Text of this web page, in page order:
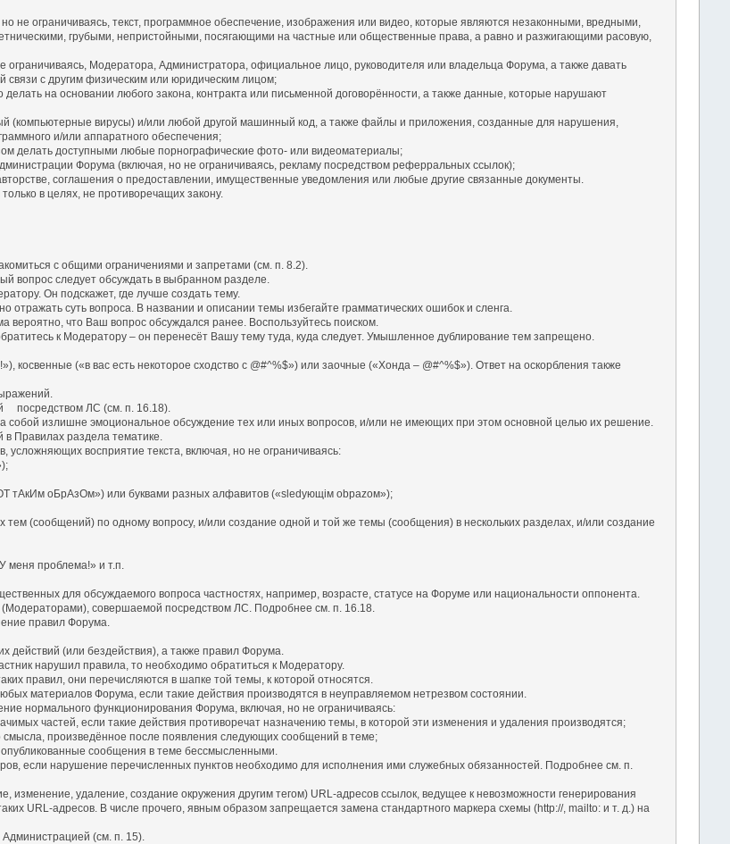
ограничиваясь, текст, программное обеспечение, изображения или видео, которые являются незаконными, вредными,
грубыми, непристойными, посягающими на частные или общественные права, а равно и разжигающими расовую,
Модератора, Администратора, официальное лицо, руководителя или владельца Форума, а также давать
с другим физическим или юридическим лицом;
на основании любого закона, контракта или письменной договорённости, а также данные, которые нарушают
вирусы) и/или любой другой машинный код, а также файлы и приложения, созданные для нарушения,
и/или аппаратного обеспечения;
делать доступными любые порнографические фото- или видеоматериалы;
Форума (включая, но не ограничиваясь, рекламу посредством реферральных ссылок);
соглашения о предоставлении, имущественные уведомления или любые другие связанные документы.
в целях, не противоречащих закону.
с общими ограничениями и запретами (см. п. 8.2).
вопрос следует обсуждать в выбранном разделе.
Он подскажет, где лучше создать тему.
суть вопроса. В названии и описании темы избегайте грамматических ошибок и сленга.
вероятно, что Ваш вопрос обсуждался ранее. Воспользуйтесь поиском.
к Модератору – он перенесёт Вашу тему туда, куда следует. Умышленное дублирование тем запрещено.
(«в вас есть некоторое сходство с @#^%$») или заочные («Хонда – @#^%$»). Ответ на оскорбления также
посредством ЛС (см. п. 16.18).
излишне эмоциональное обсуждение тех или иных вопросов, и/или не имеющих при этом основной целью их решение.
Правилах раздела тематике.
восприятие текста, включая, но не ограничиваясь:
оБрАзОм») или буквами разных алфавитов («slеdующiм оbраzом»);
(сообщений) по одному вопросу, и/или создание одной и той же темы (сообщения) в нескольких разделах, и/или создание
проблема!» и т.п.
для обсуждаемого вопроса частностях, например, возрасте, статусе на Форуме или национальности оппонента.
совершаемой посредством ЛС. Подробнее см. п. 16.18.
правил Форума.
(или бездействия), а также правил Форума.
нарушил правила, то необходимо обратиться к Модератору.
правил, они перечисляются в шапке той темы, к которой относятся.
материалов Форума, если такие действия производятся в неуправляемом нетрезвом состоянии.
нормального функционирования Форума, включая, но не ограничиваясь:
частей, если такие действия противоречат назначению темы, в которой эти изменения и удаления производятся;
произведённое после появления следующих сообщений в теме;
сообщения в теме бессмысленными.
если нарушение перечисленных пунктов необходимо для исполнения ими служебных обязанностей. Подробнее см. п.
удаление, создание окружения другим тегом) URL-адресов ссылок, ведущее к невозможности генерирования
URL-адресов. В числе прочего, явным образом запрещается замена стандартного маркера схемы (http://, mailto: и т. д.) на
(см. п. 15).